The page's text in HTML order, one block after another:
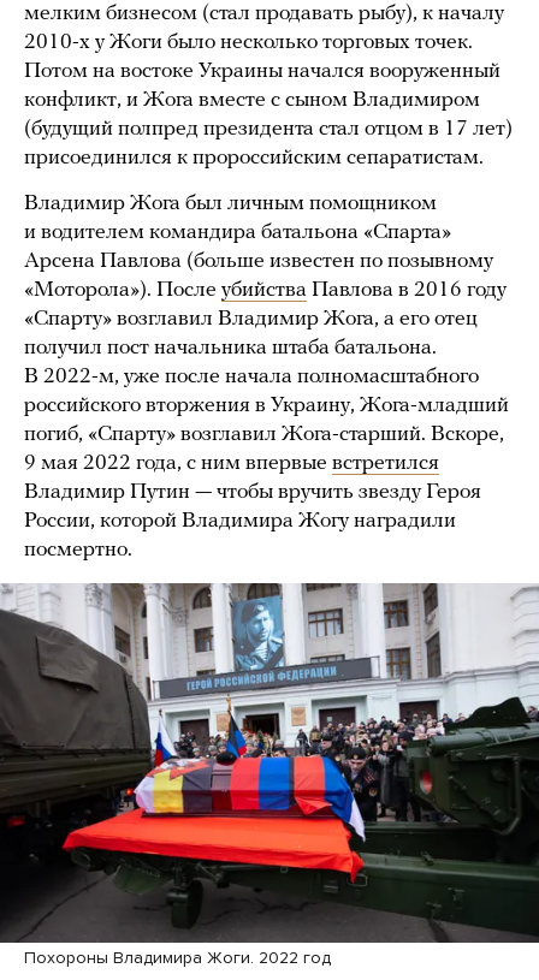
мелким бизнесом (стал продавать рыбу), к началу
2010-х у Жоги было несколько торговых точек.
Потом на востоке Украины начался вооруженный
конфликт, и Жога вместе с сыном Владимиром
(будущий полпред президента стал отцом в 17 лет)
присоединился к пророссийским сепаратистам.
Владимир Жога был личным помощником
и водителем командира батальона «Спарта»
Арсена Павлова (больше известен по позывному
«Моторола»). После убийства Павлова в 2016 году
«Спарту» возглавил Владимир Жога, а его отец
получил пост начальника штаба батальона.
В 2022-м, уже после начала полномасштабного
российского вторжения в Украину, Жога-младший
погиб, «Спарту» возглавил Жога-старший. Вскоре,
9 мая 2022 года, с ним впервые встретился
Владимир Путин — чтобы вручить звезду Героя
России, которой Владимира Жогу наградили
посмертно.
Похороны Владимира Жоги. 2022 год